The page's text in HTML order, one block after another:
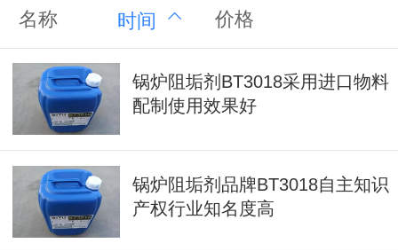
名称 时间 价格
锅炉阻垢剂BT3018采用进口物料
配制使用效果好
锅炉阻垢剂品牌BT3018自主知识
产权行业知名度高